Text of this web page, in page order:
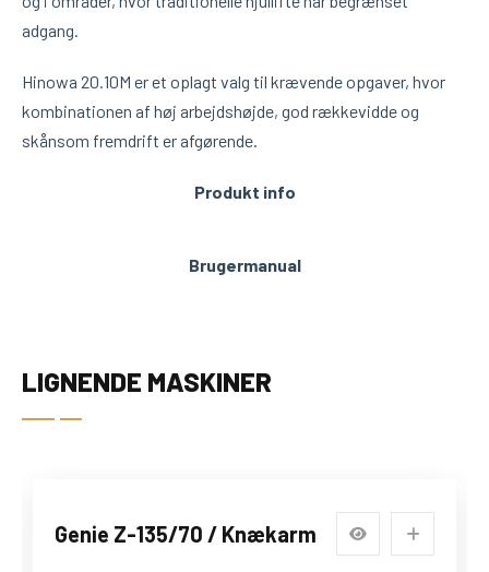
adgang.
Hinowa 20.10M er et oplagt valg til krævende opgaver, hvor
kombinationen af høj arbejdshøjde, god rækkevidde og
skånsom fremdrift er afgørende.
Produkt info
Brugermanual
LIGNENDE MASKINER
Genie Z-135/70 / Knækarm